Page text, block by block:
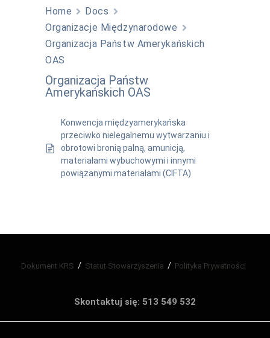
Home
Docs
Organizacje Międzynarodowe
Organizacja Państw Amerykańskich
OAS
Organizacja Państw
Amerykańskich OAS
Konwencja międzyamerykańska
przeciwko nielegalnemu wytwarzaniu i
obrotowi bronią palną, amunicją,
materiałami wybuchowymi i innymi
powiązanymi materiałami (CIFTA)
Dokument KRS Statut Stowarzyszenia Polityka Prywatności
Skontaktuj się: 513 549 532